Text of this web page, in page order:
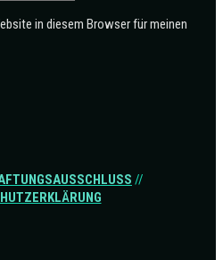
in diesem Browser für meinen
//